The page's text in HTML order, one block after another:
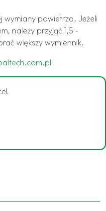
wymiany powietrza. Jeżeli
należy przyjąć 1,5 -
większy wymiennik.